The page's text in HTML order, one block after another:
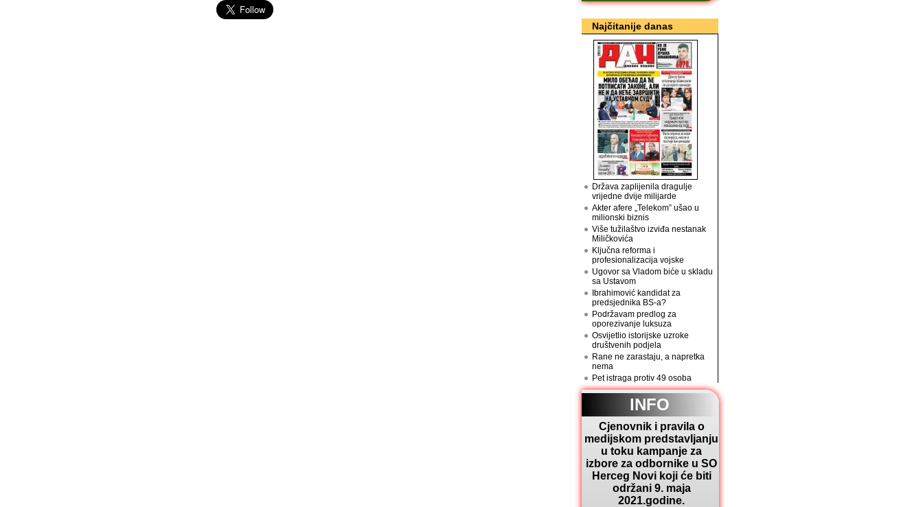
Najčitanije danas
Država zaplijenila dragulje
vrijedne dvije milijarde
Akter afere „Telekom” ušao u
milionski biznis
Više tužilaštvo izviđa nestanak
Miličkovića
Ključna reforma i
profesionalizacija vojske
Ugovor sa Vladom biće u skladu
sa Ustavom
Ibrahimović kandidat za
predsjednika BS-a?
Podržavam predlog za
oporezivanje luksuza
Osvijetlio istorijske uzroke
društvenih podjela
Rane ne zarastaju, a napretka
nema
Pet istraga protiv 49 osoba
INFO
Cjenovnik i pravila o
medijskom predstavljanju
u toku kampanje za
izbore za odbornike u SO
Herceg Novi koji će biti
održani 9. maja
2021.godine.